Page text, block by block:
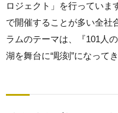
ロジェクト」を行っていま
で開催することが多い全
ラムのテーマは、『101人
湖を舞台に“彫刻”になってき